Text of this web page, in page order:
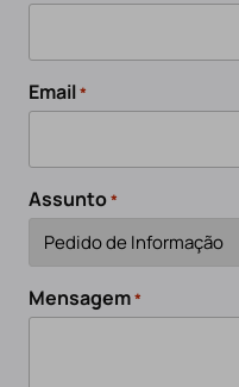
Email*
Assunto*
Mensagem*